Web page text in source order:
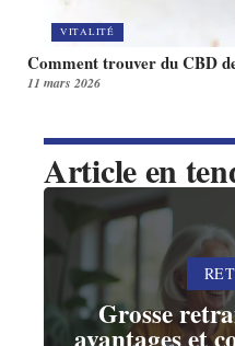
VITALITÉ
Comment trouver du CBD
11 mars 2026
Article en
Grosse
avantages et